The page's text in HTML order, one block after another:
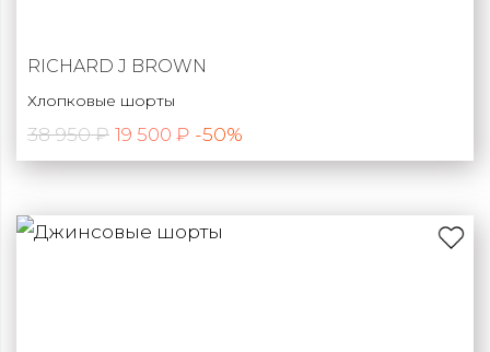
RICHARD J BROWN
Хлопковые шорты
38 950 ₽ 19 500 ₽ -50%